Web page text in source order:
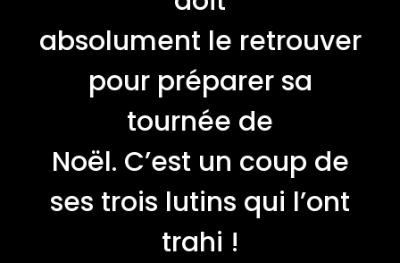
absolument le retrouver
pour préparer sa
tournée de
Noël. C’est un coup de
ses trois lutins qui l’ont
trahi !